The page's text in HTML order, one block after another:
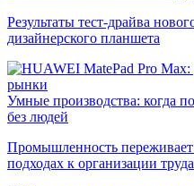
Результаты тест-драйва
дизайнерского планшета
рынки
Умные производства: когда
без людей
Промышленность
подходах к организации труда